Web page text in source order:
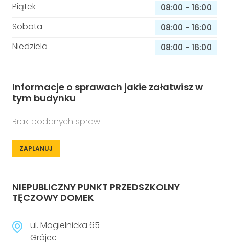
Piątek
08:00 - 16:00
Sobota
08:00 - 16:00
Niedziela
08:00 - 16:00
Informacje o sprawach jakie załatwisz w
tym budynku
Brak podanych spraw
ZAPLANUJ
NIEPUBLICZNY PUNKT PRZEDSZKOLNY
TĘCZOWY DOMEK
ul. Mogielnicka 65
Grójec